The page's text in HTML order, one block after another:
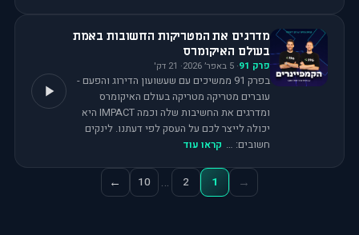
מדרגים את המטריקות החשובות באמת
בעולם האיקומרס
פרק 91
· 5 באפר׳ 2026 ·
21 דק'
בפרק 91 ממשיכים עם שעשועון הדירוג והפעם -
עוברים מטריקה מטריקה בעולם האיקומרס
ומדרגים את החשיבות שלה וכמה IMPACT היא
יכולה לייצר לכם על העסק לפי דעתנו. לינקים
חשובים: ⁠⁠⁠⁠⁠⁠⁠⁠⁠⁠⁠⁠⁠… קראו עוד
→
1
2
…
10
←